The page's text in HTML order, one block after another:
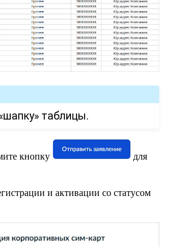
таблицы.
кнопку
для
и активации со статусом